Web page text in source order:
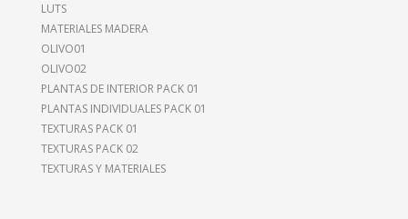
LUTS
MATERIALES MADERA
OLIVO01
OLIVO02
PLANTAS DE INTERIOR PACK 01
PLANTAS INDIVIDUALES PACK 01
TEXTURAS PACK 01
TEXTURAS PACK 02
TEXTURAS Y MATERIALES